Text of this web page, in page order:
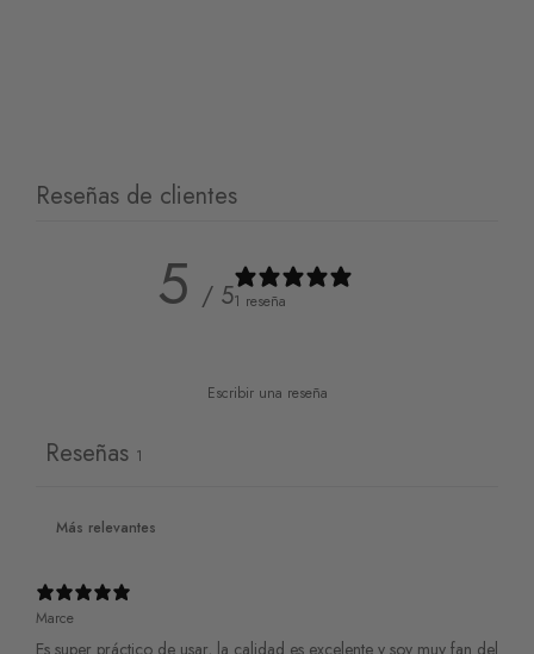
Reseñas de clientes
5 / 51 reseña
Escribir una reseña
Reseñas 1
Marce
Es super práctico de usar, la calidad es excelente y soy muy fan del